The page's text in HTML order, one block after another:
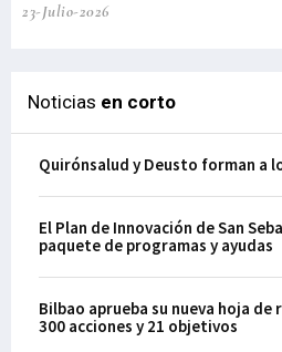
23-Julio-2026
Noticias en corto
Quirónsalud y Deusto forman a
El Plan de Innovación de San
paquete de programas y ayudas
Bilbao aprueba su nueva hoja
300 acciones y 21 objetivos